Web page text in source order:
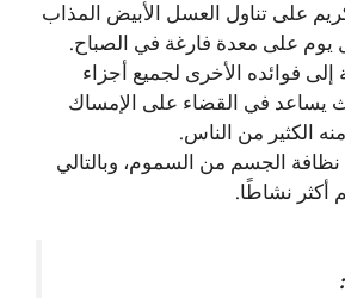
على تناول العسل الأبيض المذاب
يوم على معدة فارغة في الصباح.
إلى فوائده الأخرى لجميع أجزاء
يساعد في القضاء على الإمساك
الكثير من الناس.
الجسم من السموم، وبالتالي
أكثر نشاطًا.